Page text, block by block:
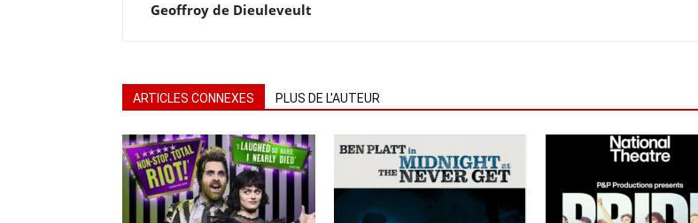
Geoffroy de Dieuleveult
ARTICLES CONNEXES PLUS DE L'AUTEUR